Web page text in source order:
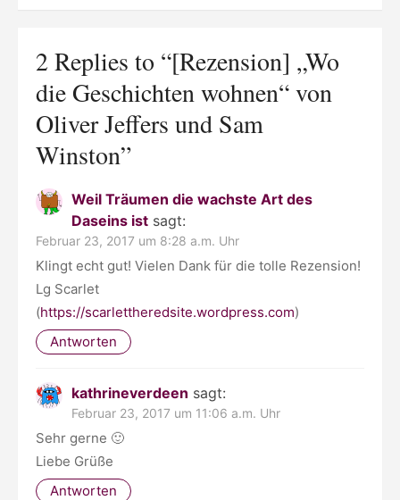
2 Replies to “[Rezension] „Wo
die Geschichten wohnen“ von
Oliver Jeffers und Sam
Winston”
Weil Träumen die wachste Art des
Daseins ist sagt:
Februar 23, 2017 um 8:28 a.m. Uhr
Klingt echt gut! Vielen Dank für die tolle Rezension!
Lg Scarlet
(https://scarlettheredsite.wordpress.com)
Antworten
kathrineverdeen sagt:
Februar 23, 2017 um 11:06 a.m. Uhr
Sehr gerne 🙂
Liebe Grüße
Antworten